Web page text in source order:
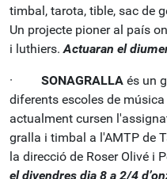
timbal, tarota, tible, sac de
Un projecte pioner al país
i luthiers.Actuaran el
· SONAGRALLA és un
diferents escoles de
actualment cursen
gralla i timbal a l'AMTP de
la direcció de Roser Olivé i
el divendres dia 8 a 2/4